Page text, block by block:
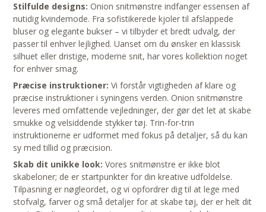
Stilfulde designs: Onion snitmønstre indfanger essensen af
nutidig kvindemode. Fra sofistikerede kjoler til afslappede
bluser og elegante bukser – vi tilbyder et bredt udvalg, der
passer til enhver lejlighed. Uanset om du ønsker en klassisk
silhuet eller dristige, moderne snit, har vores kollektion noget
for enhver smag.
Præcise instruktioner: Vi forstår vigtigheden af klare og
præcise instruktioner i syningens verden. Onion snitmønstre
leveres med omfattende vejledninger, der gør det let at skabe
smukke og velsiddende stykker tøj. Trin-for-trin
instruktionerne er udformet med fokus på detaljer, så du kan
sy med tillid og præcision.
Skab dit unikke look: Vores snitmønstre er ikke blot
skabeloner; de er startpunkter for din kreative udfoldelse.
Tilpasning er nøgleordet, og vi opfordrer dig til at lege med
stofvalg, farver og små detaljer for at skabe tøj, der er helt dit